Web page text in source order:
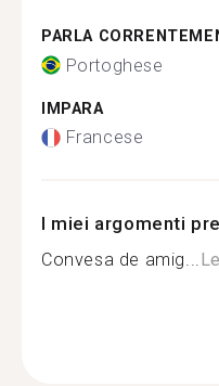
PARLA
Portoghese
IMPARA
Francese
I miei argomenti
Convesa de amig...